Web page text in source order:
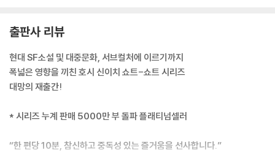
“지금까지 한 모든 노력이 물거품이 되었단 말인가….”
무리도 아니다. 그는 지금까지의 성과를 모두 잃고 평범한 시민으로 돌아
가야 한다. 한 번 더 게임에 도전할 기력이 과연 남아 있을까? 아마 없겠지.
그날 밤, 나는 축배를 들었다. 이토록 행복한 밤은 없었다.
“해냈어요!”
“바로 시작하죠. 긴장감이 남아 있을 때가 더 좋으니까.”
“그럼, 추적자의 사진과 자료를 내드리죠. 당신의 체내 항체에 대응하는 병
출판사 리뷰
현대 SF소설 및 대중문화, 서브컬처에 이르기까지
폭넓은 영향을 끼친 호시 신이치 쇼트-쇼트 시리즈
대망의 재출간!
* 시리즈 누계 판매 5000만 부 돌파 플래티넘셀러
“한 편당 10분, 참신하고 중독성 있는 즐거움을 선사합니다.”